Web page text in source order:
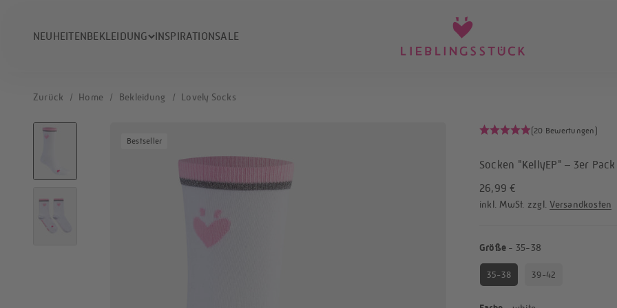
NEUHEITENBEKLEIDUNG INSPIRATIONSALE
LIEBLINGSSTÜCK
Zurück / Home / Bekleidung / Lovely Socks
Bestseller
(20 Bewertungen)
Socken "KellyEP" – 3er Pack
Angebot
26,99 €
inkl. MwSt. zzgl.Versandkosten
Größe - 35-38
35-38 39-42